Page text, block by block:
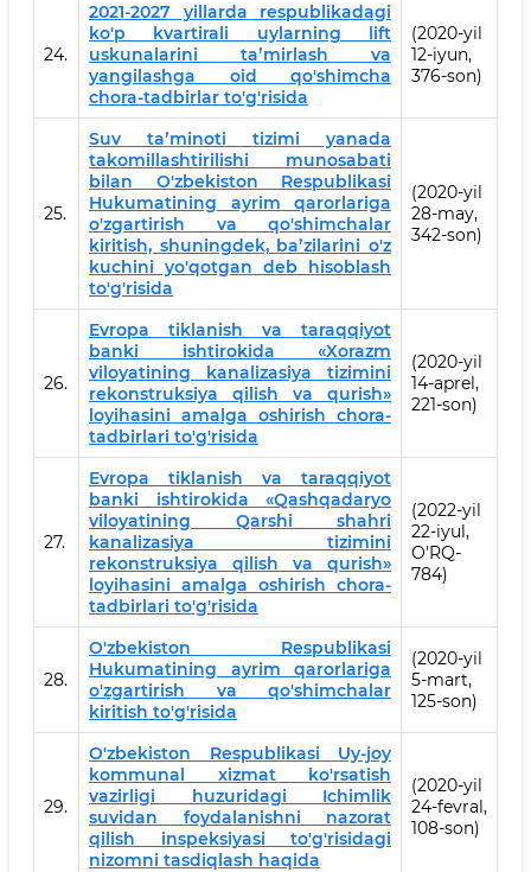
24.
2021-2027 yillarda respublikadagi
ko'p kvartirali uylarning lift
uskunalarini taʼmirlash va
yangilashga oid qo'shimcha
chora-tadbirlar to'g'risida
(2020-yil
12-iyun,
376-son)
25.
Suv taʼminoti tizimi yanada
takomillashtirilishi munosabati
bilan O'zbekiston Respublikasi
Hukumatining ayrim qarorlariga
o'zgartirish va qo'shimchalar
kiritish, shuningdek, baʼzilarini o'z
kuchini yo'qotgan deb hisoblash
to'g'risida
(2020-yil
28-may,
342-son)
26.
Evropa tiklanish va taraqqiyot
banki ishtirokida «Xorazm
viloyatining kanalizasiya tizimini
rekonstruksiya qilish va qurish»
loyihasini amalga oshirish chora-
tadbirlari to'g'risida
(2020-yil
14-aprel,
221-son)
27.
Evropa tiklanish va taraqqiyot
banki ishtirokida «Qashqadaryo
viloyatining Qarshi shahri
kanalizasiya tizimini
rekonstruksiya qilish va qurish»
loyihasini amalga oshirish chora-
tadbirlari to'g'risida
(2022-yil
22-iyul,
O'RQ-
784)
28.
O'zbekiston Respublikasi
Hukumatining ayrim qarorlariga
o'zgartirish va qo'shimchalar
kiritish to'g'risida
(2020-yil
5-mart,
125-son)
29.
O'zbekiston Respublikasi Uy-joy
kommunal xizmat ko'rsatish
vazirligi huzuridagi Ichimlik
suvidan foydalanishni nazorat
qilish inspeksiyasi to'g'risidagi
nizomni tasdiqlash haqida
(2020-yil
24-fevral,
108-son)